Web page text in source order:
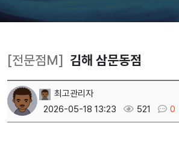
[전문점M] 김해 삼문동점
최고관리자
2026-05-18 13:23
521 0